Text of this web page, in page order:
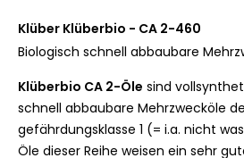
Klüber Klüberbio - CA 2-460
Biologisch schnell abbaubare
Klüberbio CA 2-Öle sind
schnell abbaubare Mehrzwecköle
gefährdungsklasse 1 (= i.a. nicht
Öle dieser Reihe weisen ein sehr